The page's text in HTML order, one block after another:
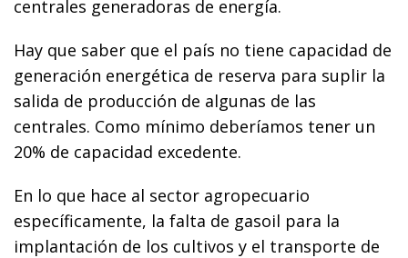
centrales generadoras de energía.
Hay que saber que el país no tiene capacidad de
generación energética de reserva para suplir la
salida de producción de algunas de las
centrales. Como mínimo deberíamos tener un
20% de capacidad excedente.
En lo que hace al sector agropecuario
específicamente, la falta de gasoil para la
implantación de los cultivos y el transporte de